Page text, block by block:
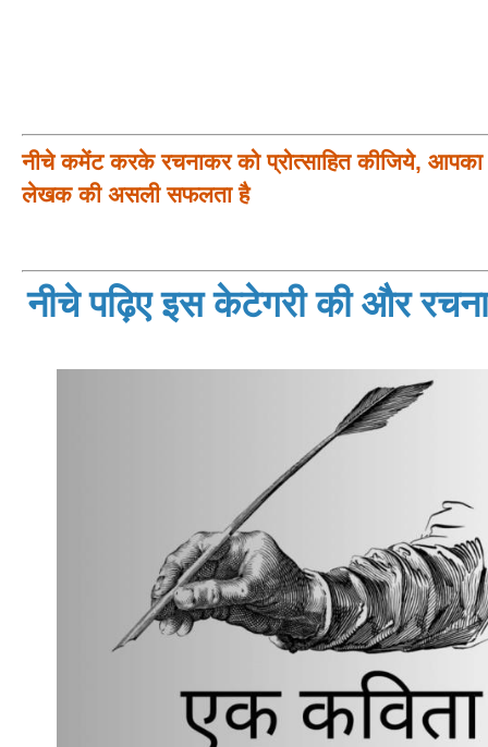
नीचे कमेंट करके रचनाकर को प्रोत्साहित कीजिये, आपका
लेखक की असली सफलता है
नीचे पढ़िए इस केटेगरी की और